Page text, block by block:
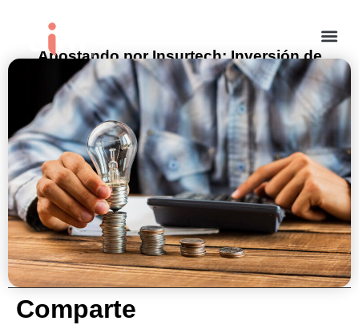
Apostando por Insurtech: Inversión de
Capital de Riesgo
noviembre 22, 2021
Comparte